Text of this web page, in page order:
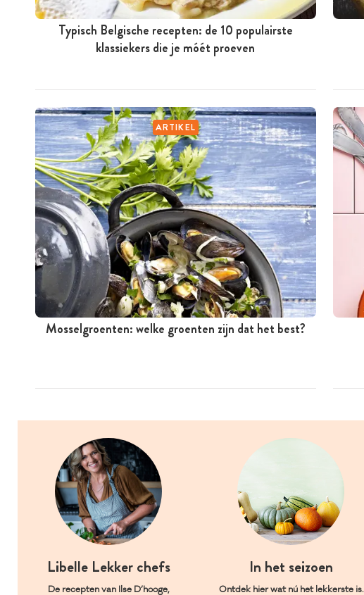
Typisch Belgische recepten: de 10 populairste
klassiekers die je móét proeven
ARTIKEL
Mosselgroenten: welke groenten zijn dat het best?
Libelle Lekker chefs
De recepten van Ilse D’hooge,
In het seizoen
Ontdek hier wat nú het lekkerste is.